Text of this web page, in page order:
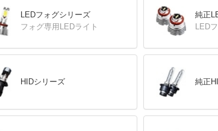
LEDフォグシリーズ
フォグ専用LEDライト
純正
LED
HIDシリーズ 純正